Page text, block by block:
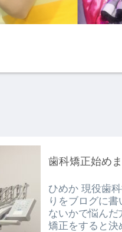
歯科矯正始め
ひめか 現役歯
りをブログに
ないかで悩んだ
矯正をすると決